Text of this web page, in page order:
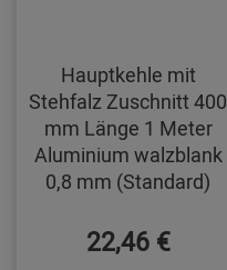
Hauptkehle mit
Stehfalz Zuschnitt 400
mm Länge 1 Meter
Aluminium walzblank
0,8 mm (Standard)
22,46 €